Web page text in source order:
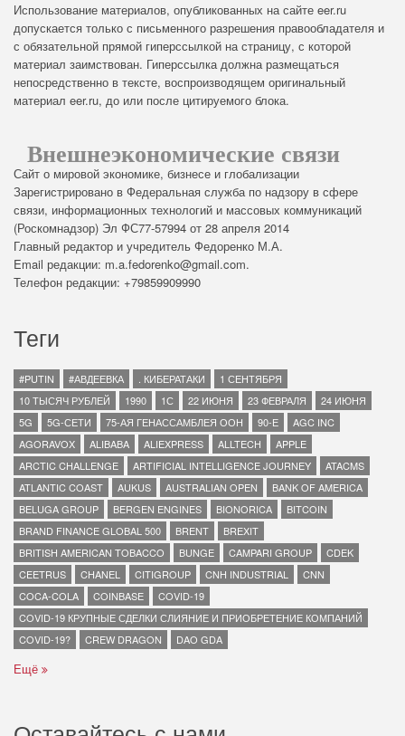
Использование материалов, опубликованных на сайте eer.ru
допускается только с письменного разрешения правообладателя и
с обязательной прямой гиперссылкой на страницу, с которой
материал заимствован. Гиперссылка должна размещаться
непосредственно в тексте, воспроизводящем оригинальный
материал eer.ru, до или после цитируемого блока.
Внешнеэкономические связи
Сайт о мировой экономике, бизнесе и глобализации
Зарегистрировано в Федеральная служба по надзору в сфере
связи, информационных технологий и массовых коммуникаций
(Роскомнадзор) Эл ФС77-57994 от 28 апреля 2014
Главный редактор и учредитель Федоренко М.А.
Email редакции: m.a.fedorenko@gmail.com.
Телефон редакции: +79859909990
Теги
#PUTIN #АВДЕЕВКА . КИБЕРАТАКИ
1 СЕНТЯБРЯ
10 ТЫСЯЧ РУБЛЕЙ
1990 1С 22 ИЮНЯ 23 ФЕВРАЛЯ
24 ИЮНЯ
5G
5G-СЕТИ 75-АЯ ГЕНАССАМБЛЕЯ ООН 90-Е
AGC INC
AGORAVOX
ALIBABA ALIEXPRESS ALLTECH
APPLE
ARCTIC CHALLENGE
ARTIFICIAL INTELLIGENCE JOURNEY
ATACMS
ATLANTIC COAST
AUKUS AUSTRALIAN OPEN
BANK OF AMERICA
BELUGA GROUP
BERGEN ENGINES BIONORICA
BITCOIN
BRAND FINANCE GLOBAL 500
BRENT
BREXIT
BRITISH AMERICAN TOBACCO
BUNGE CAMPARI GROUP
CDEK
CEETRUS
CHANEL CITIGROUP CNH INDUSTRIAL
CNN
COCA-COLA
COINBASE
COVID-19
COVID-19 КРУПНЫЕ СДЕЛКИ СЛИЯНИЕ И ПРИОБРЕТЕНИЕ КОМПАНИЙ
COVID-19?
CREW DRAGON DAO GDA
Ещё